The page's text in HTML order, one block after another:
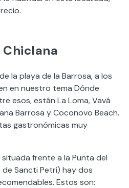
la playa de la Barrosa, a los
en nuestro tema Dónde
esos, están La Loma, Vavá
Barrosa y Coconovo Beach.
gastronómicas muy
situada frente a la Punta del
Sancti Petri) hay dos
Estos son: